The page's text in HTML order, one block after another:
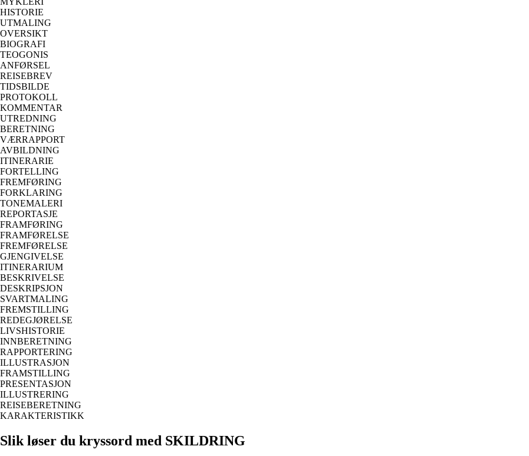
HISTORIE
UTMALING
OVERSIKT
BIOGRAFI
TEOGONIS
ANFØRSEL
REISEBREV
TIDSBILDE
PROTOKOLL
KOMMENTAR
UTREDNING
BERETNING
VÆRRAPPORT
AVBILDNING
ITINERARIE
FORTELLING
FREMFØRING
FORKLARING
TONEMALERI
REPORTASJE
FRAMFØRING
FRAMFØRELSE
FREMFØRELSE
GJENGIVELSE
ITINERARIUM
BESKRIVELSE
DESKRIPSJON
SVARTMALING
FREMSTILLING
REDEGJØRELSE
LIVSHISTORIE
INNBERETNING
RAPPORTERING
ILLUSTRASJON
FRAMSTILLING
PRESENTASJON
ILLUSTRERING
REISEBERETNING
KARAKTERISTIKK
Slik løser du kryssord med SKILDRING